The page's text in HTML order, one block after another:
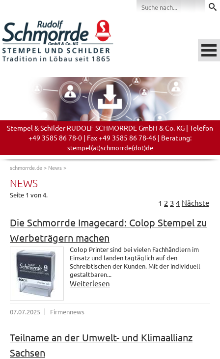
Stempel & Schilder RUDOLF SCHMORRDE GmbH & Co. KG | Telefon
+49 3585 86 78-0 | Fax +49 3585 86 78-46 | Beratung:
stempel(at)schmorrde(dot)de
schmorrde.de> News>
NEWS
Seite 1 von 4.
1 2 3 4 Nächste
Die Schmorrde Imagecard: Colop Stempel zu
Werbeträgern machen
Colop Printer sind bei vielen Fachhändlern im
Einsatz und landen tagtäglich auf den
Schreibtischen der Kunden. Mit der individuell
gestaltbaren...
Weiterlesen
07.07.2025 Firmennews
Teilname an der Umwelt- und Klimaallianz
Sachsen